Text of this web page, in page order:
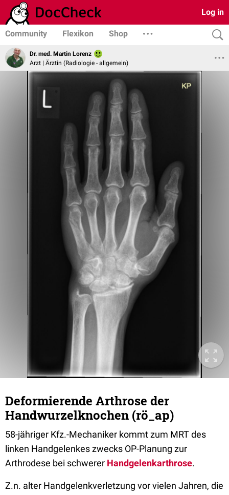
Log in
Community Flexikon Shop
Dr. med. Martin Lorenz
Arzt | Ärztin (Radiologie - allgemein)
Deformierende Arthrose der
Handwurzelknochen (rö_ap)
58-jähriger Kfz.-Mechaniker kommt zum MRT des
linken Handgelenkes zwecks OP-Planung zur
Arthrodese bei schwerer Handgelenkarthrose.
Z.n. alter Handgelenkverletzung vor vielen Jahren, die